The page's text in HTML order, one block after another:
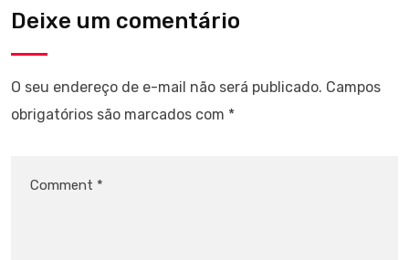
Deixe um comentário
O seu endereço de e-mail não será publicado. Campos
obrigatórios são marcados com *